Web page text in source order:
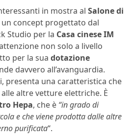
in mostra al Salone di
un concept progettato dal
Studio per la Casa cinese IM
non solo a livello
per la sua dotazione
davvero all’avanguardia.
presenta una caratteristica che
altre vetture elettriche. È
Hepa, che è “in grado di
e che viene prodotta dalle altre
purificata“.